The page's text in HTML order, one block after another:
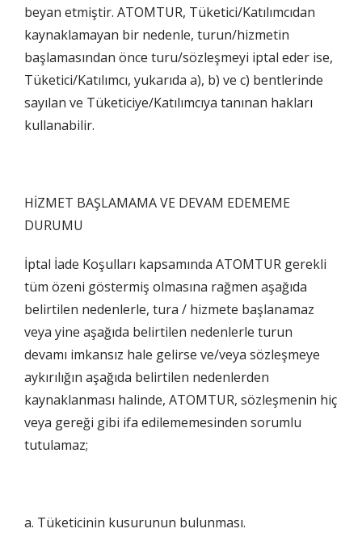
beyan etmiştir. ATOMTUR, Tüketici/Katılımcıdan
kaynaklamayan bir nedenle, turun/hizmetin
başlamasından önce turu/sözleşmeyi iptal eder ise,
Tüketici/Katılımcı, yukarıda a), b) ve c) bentlerinde
sayılan ve Tüketiciye/Katılımcıya tanınan hakları
kullanabilir.
HİZMET BAŞLAMAMA VE DEVAM EDEMEME
DURUMU
İptal İade Koşulları kapsamında ATOMTUR gerekli
tüm özeni göstermiş olmasına rağmen aşağıda
belirtilen nedenlerle, tura / hizmete başlanamaz
veya yine aşağıda belirtilen nedenlerle turun
devamı imkansız hale gelirse ve/veya sözleşmeye
aykırılığın aşağıda belirtilen nedenlerden
kaynaklanması halinde, ATOMTUR, sözleşmenin hiç
veya gereği gibi ifa edilememesinden sorumlu
tutulamaz;
a. Tüketicinin kusurunun bulunması.